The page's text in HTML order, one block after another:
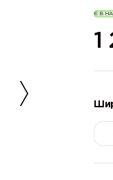
Є В
1